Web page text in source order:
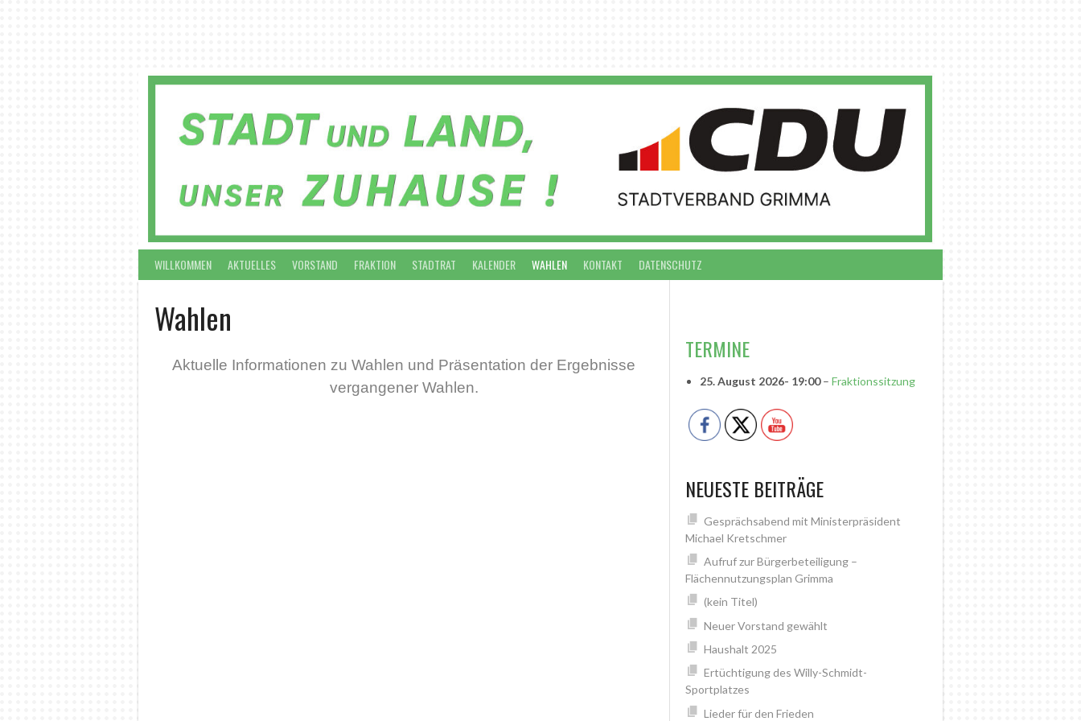
WILLKOMMEN AKTUELLES VORSTAND FRAKTION STADTRAT KALENDER WAHLEN KONTAKT DATENSCHUTZ
Wahlen
Aktuelle Informationen zu Wahlen und Präsentation der Ergebnisse
vergangener Wahlen.
TERMINE
25. August 2026- 19:00– Fraktionssitzung
NEUESTE BEITRÄGE
Gesprächsabend mit Ministerpräsident
Michael Kretschmer
Aufruf zur Bürgerbeteiligung –
Flächennutzungsplan Grimma
(kein Titel)
Neuer Vorstand gewählt
Haushalt 2025
Ertüchtigung des Willy-Schmidt-
Sportplatzes
Lieder für den Frieden